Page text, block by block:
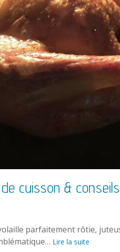
cuisson &
parfaitement rôtie,
Lire la suite